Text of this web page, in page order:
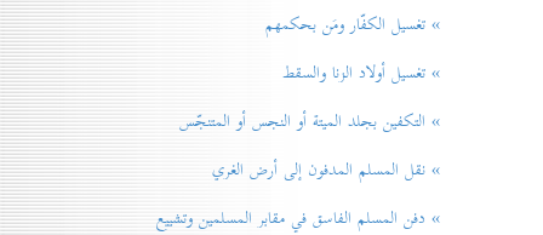
» تغسيل الكفّار ومَن بحكمهم
» تغسيل أولاد الزنا والسقط
» التكفين بجلد الميتة أو النجس أو المتنجّس
» نقل المسلم المدفون إلی أرض الغري
» دفن المسلم الفاسق في مقابر المسلمين وتشييع